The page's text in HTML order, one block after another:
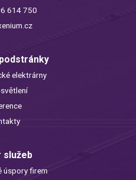
614 750
elektrárny
služeb
úspory firem